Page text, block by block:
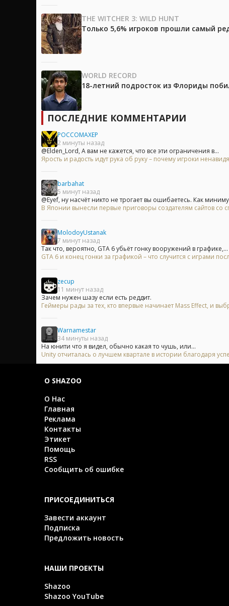
THE WITCHER 3: WILD HUNT
Только 5,6% игроков прошли самый
WORLD RECORD
18-летний подросток из Флориды
ПОСЛЕДНИЕ КОММЕНТАРИИ
POCCOMAXEP
2 минуты назад
@Elden_Lord, А вам не кажется, что все эти ограничения в...
Ярость и радость идут рука об руку – почему игроки
barbahat
5 минут назад
@Eyef, ну насчёт никто не трогает вы ошибаетесь. Как
В Японии вынесли первые приговоры создателям сайтов со
MolodoyUstanak
7 минут назад
Так что, вероятно, GTA 6 убьёт гонку вооружений в графике,...
GTA 6 и конец гонки за графикой – что случится с играми
zecup
11 минут назад
Зачем нужен шазу если есть реддит.
Геймеры рады за тех, кто впервые начинает Mass Effect, и
Warnamestar
34 минуты назад
На юнити что я видел, обычно какая то чушь, или...
Unity отчиталась о лучшем квартале в истории благодаря
О SHAZOO
О Нас
Главная
Реклама
Контакты
Этикет
Помощь
RSS
Сообщить об ошибке
ПРИСОЕДИНИТЬСЯ
Завести аккаунт
Подписка
Предложить новость
НАШИ ПРОЕКТЫ
Shazoo
Shazoo YouTube